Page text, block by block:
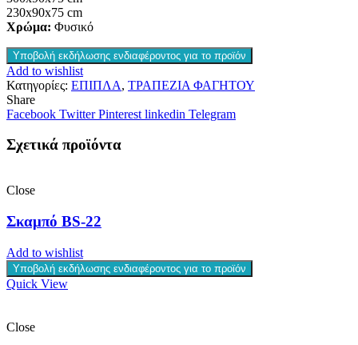
230x90x75 cm
Χρώμα: Φυσικό
Υποβολή εκδήλωσης ενδιαφέροντος για το προϊόν
Add to wishlist
Κατηγορίες: ΕΠΙΠΛΑ, ΤΡΑΠΕΖΙΑ ΦΑΓΗΤΟΥ
Share
Facebook Twitter Pinterest linkedin Telegram
Σχετικά προϊόντα
Close
Σκαμπό BS-22
Add to wishlist
Υποβολή εκδήλωσης ενδιαφέροντος για το προϊόν
Quick View
Close